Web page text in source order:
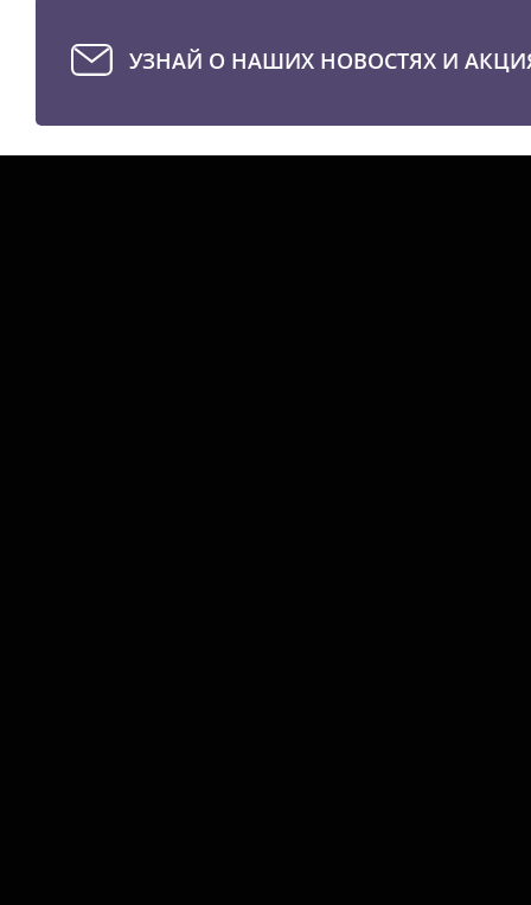
УЗНАЙ О НАШИХ НОВОСТЯХ И